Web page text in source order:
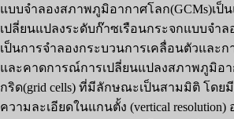
แบบจำลองสภาพภูมิอากาศโลก(GCMs)เ
เปลี่ยนแปลงระดับก๊าซเรือนกระจกแบบจำ
เป็นการจำลองกระบวนการเคลื่อนตัวและ
และคาดการณ์การเปลี่ยนแปลงสภาพภูมิอ
กริด(grid cells) ที่มีลักษณะเป็นสามมิติ โดยมี
ความละเอียดในแกนตั้ง (vertical